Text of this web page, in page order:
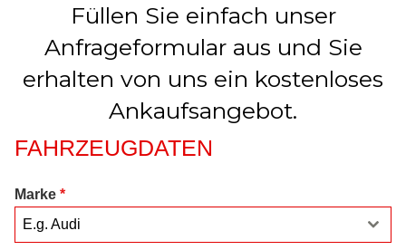
Füllen Sie einfach unser
Anfrageformular aus und Sie
erhalten von uns ein kostenloses
Ankaufsangebot.
FAHRZEUGDATEN
Marke *
E.g. Audi